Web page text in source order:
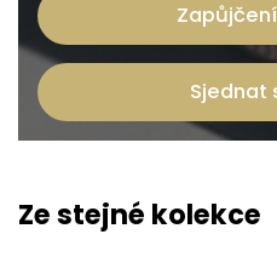
Sjednat
Ze stejné kolekce